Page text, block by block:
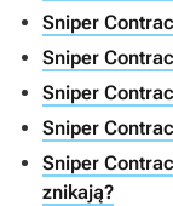
Sniper
Sniper
Sniper
Sniper
Sniper
znikają?